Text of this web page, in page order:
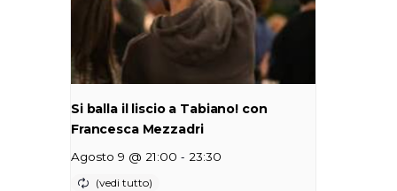
Si balla il liscio a Tabiano! con
Francesca Mezzadri
Agosto 9 @ 21:00 - 23:30